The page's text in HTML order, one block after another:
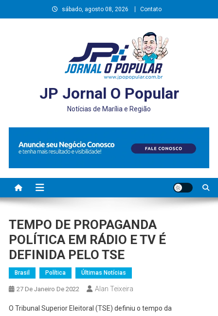
to
sábado, agosto 08, 2026 Contato
JP Jornal O Popular
Notícias de Marília e Região
TEMPO DE PROPAGANDA
POLÍTICA EM RÁDIO E TV É
DEFINIDA PELO TSE
Brasil Política Últimas Notícias
27 De Janeiro De 2022 Alan Teixeira
O Tribunal Superior Eleitoral (TSE) definiu o tempo da